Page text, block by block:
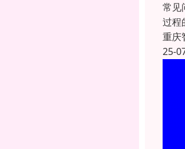
常见
过程
重庆
25-